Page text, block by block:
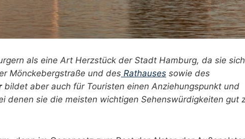
als eine Art Herzstück der Stadt Hamburg, da sie sich
Mönckebergstraße und des Rathauses sowie des
bildet aber auch für Touristen einen Anziehungspunkt und
denen sie die meisten wichtigen Sehenswürdigkeiten gut